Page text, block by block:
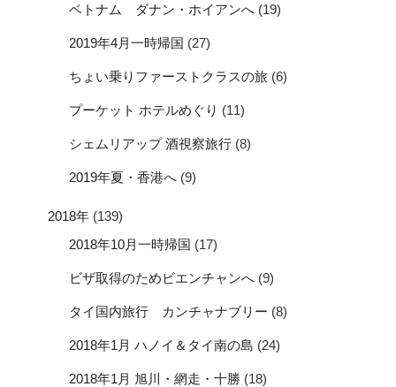
ベトナム ダナン・ホイアンへ (19)
2019年4月一時帰国 (27)
ちょい乗りファーストクラスの旅 (6)
プーケット ホテルめぐり (11)
シェムリアップ 酒視察旅行 (8)
2019年夏・香港へ (9)
2018年 (139)
2018年10月一時帰国 (17)
ビザ取得のためビエンチャンへ (9)
タイ国内旅行 カンチャナブリー (8)
2018年1月 ハノイ＆タイ南の島 (24)
2018年1月 旭川・網走・十勝 (18)